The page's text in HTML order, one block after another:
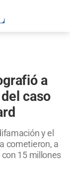
a
caso
y el
cometieron, a
15 millones